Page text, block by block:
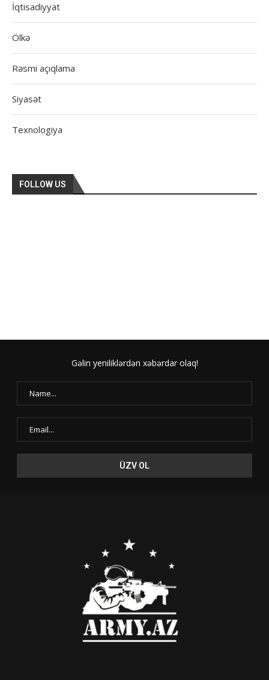
İqtisadiyyat
Ölkə
Rəsmi açıqlama
Siyasət
Texnologiya
FOLLOW US
Gəlin yeniliklərdən xəbərdar olaq!